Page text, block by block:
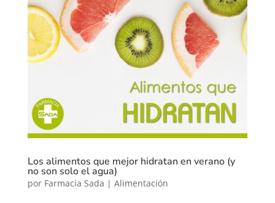
Los alimentos que mejor hidratan en verano (y
no son solo el agua)
por Farmacia Sada | Alimentación